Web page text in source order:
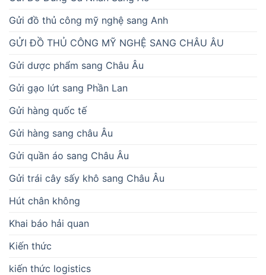
Gửi đồ thủ công mỹ nghệ sang Anh
GỬI ĐỒ THỦ CÔNG MỸ NGHỆ SANG CHÂU ÂU
Gửi dược phẩm sang Châu Âu
Gửi gạo lứt sang Phần Lan
Gửi hàng quốc tế
Gửi hàng sang châu Âu
Gửi quần áo sang Châu Âu
Gửi trái cây sấy khô sang Châu Âu
Hút chân không
Khai báo hải quan
Kiến thức
kiến thức logistics